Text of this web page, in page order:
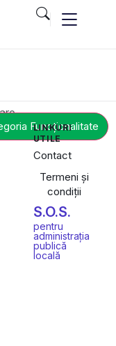
Funcționalitate
LINKURI
UTILE
Contact
Termeni și
condiții
S.O.S.
pentru
administrația
publică
locală